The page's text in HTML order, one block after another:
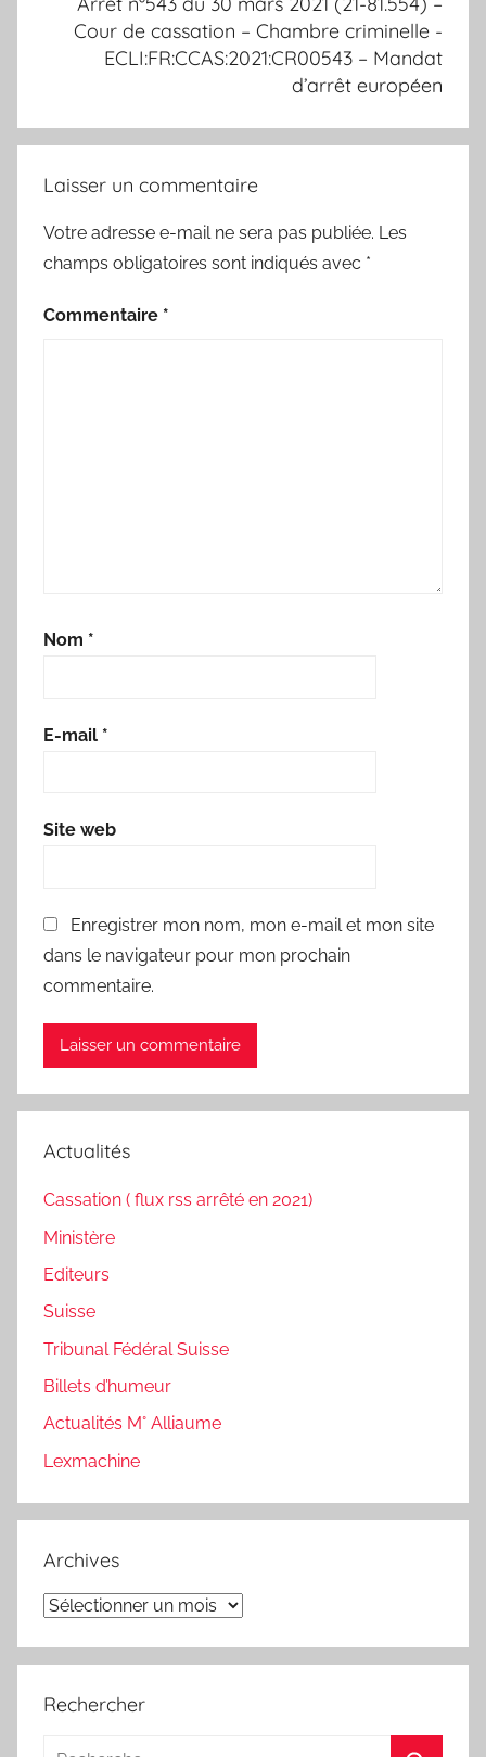
Cour de cassation – Chambre criminelle -
ECLI:FR:CCAS:2021:CR00543 – Mandat
d’arrêt européen
Laisser un commentaire
Votre adresse e-mail ne sera pas publiée. Les
champs obligatoires sont indiqués avec *
Commentaire *
Nom *
E-mail *
Site web
Enregistrer mon nom, mon e-mail et mon site
dans le navigateur pour mon prochain
commentaire.
Actualités
Cassation ( flux rss arrêté en 2021)
Ministère
Editeurs
Suisse
Tribunal Fédéral Suisse
Billets d’humeur
Actualités M° Alliaume
Lexmachine
Archives
Archives
Rechercher
Recherche